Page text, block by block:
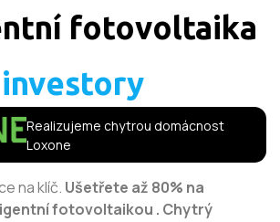
fotovoltaika
obce
Realizujeme chytrou domácnost
Loxone
na klíč. Ušetřete až 80% na
fotovoltaikou . Chytrý